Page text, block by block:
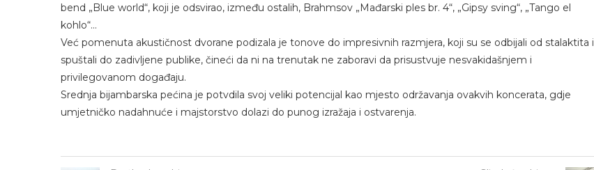
bend „Blue world“, koji je odsvirao, između ostalih, Brahmsov „Mađarski ples br. 4“, „Gipsy sving“, „Tango el
kohlo“…
Već pomenuta akustičnost dvorane podizala je tonove do impresivnih razmjera, koji su se odbijali od stalaktita i
spuštali do zadivljene publike, čineći da ni na trenutak ne zaboravi da prisustvuje nesvakidašnjem i
privilegovanom događaju.
Srednja bijambarska pećina je potvdila svoj veliki potencijal kao mjesto održavanja ovakvih koncerata, gdje
umjetničko nadahnuće i majstorstvo dolazi do punog izražaja i ostvarenja.